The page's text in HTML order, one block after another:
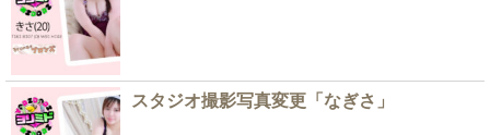
スタジオ撮影写真変更「なぎさ」